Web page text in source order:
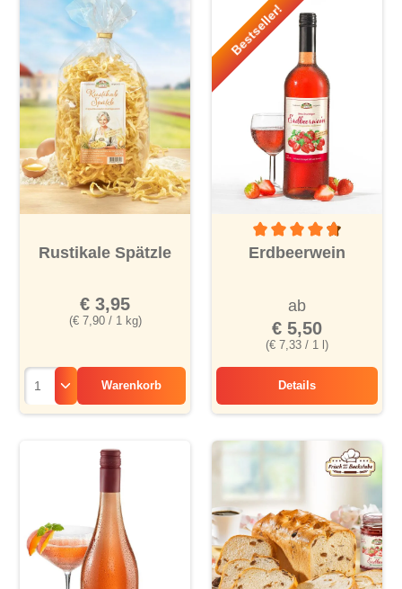
Rustikale Spätzle
(€ 7,90 / 1 kg)
€ 3,95
Warenkorb
Bestseller!
Durchschnittliche
Erdbeerwein
(€ 7,33 / 1 l)
ab
€ 5,50
Details